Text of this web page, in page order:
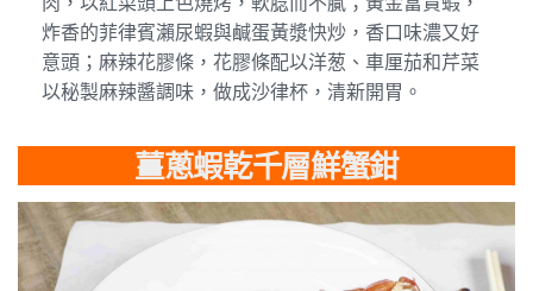
炸香的菲律賓瀨尿蝦與鹹蛋黃漿快炒，香口味濃又好
意頭；麻辣花膠條，花膠條配以洋葱、車厘茄和芹菜
以秘製麻辣醬調味，做成沙律杯，清新開胃。
薑蔥蝦乾千層鮮蟹鉗